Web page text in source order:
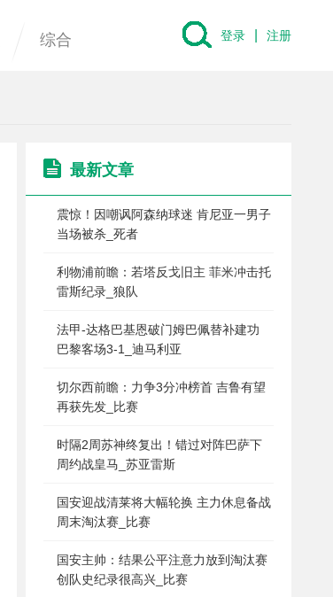
综合 登录 注册
最新文章
震惊！因嘲讽阿森纳球迷 肯尼亚一男子
当场被杀_死者
利物浦前瞻：若塔反戈旧主 菲米冲击托
雷斯纪录_狼队
法甲-达格巴基恩破门姆巴佩替补建功
巴黎客场3-1_迪马利亚
切尔西前瞻：力争3分冲榜首 吉鲁有望
再获先发_比赛
时隔2周苏神终复出！错过对阵巴萨下
周约战皇马_苏亚雷斯
国安迎战清莱将大幅轮换 主力休息备战
周末淘汰赛_比赛
国安主帅：结果公平注意力放到淘汰赛
创队史纪录很高兴_比赛